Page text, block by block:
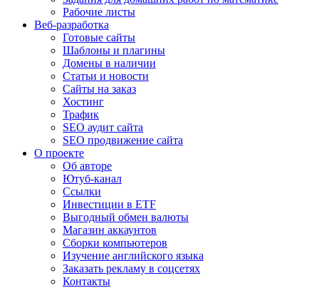
Рабочие листы
Веб-разработка
Готовые сайты
Шаблоны и плагины
Домены в наличии
Статьи и новости
Сайты на заказ
Хостинг
Трафик
SEO аудит сайта
SEO продвижение сайта
О проекте
Об авторе
Ютуб-канал
Ссылки
Инвестиции в ETF
Выгодный обмен валюты
Магазин аккаунтов
Сборки компьютеров
Изучение английского языка
Заказать рекламу в соцсетях
Контакты